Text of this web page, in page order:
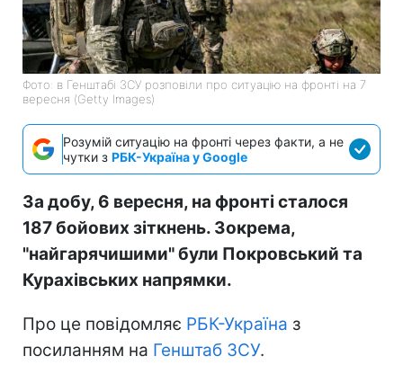
Фото: в Генштабі ЗСУ розповіли про ситуацію на фронті на 7
вересня (Getty Images)
Розумій ситуацію на фронті через факти, а не
чутки з РБК-Україна у Google
За добу, 6 вересня, на фронті сталося
187 бойових зіткнень. Зокрема,
"найгарячишими" були Покровський та
Курахівських напрямки.
Про це повідомляє РБК-Україна з
посиланням на Генштаб ЗСУ.